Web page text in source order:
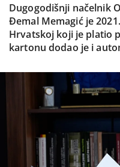
Dugogodišnji načelnik
Đemal Memagić je
Hrvatskoj koji je platio
kartonu dodao je i